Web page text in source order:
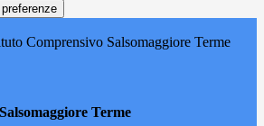
Comprensivo Salsomaggiore Terme
Terme